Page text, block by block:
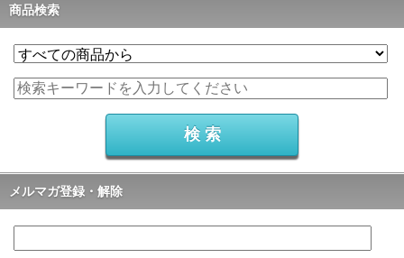
商品検索
メルマガ登録・解除